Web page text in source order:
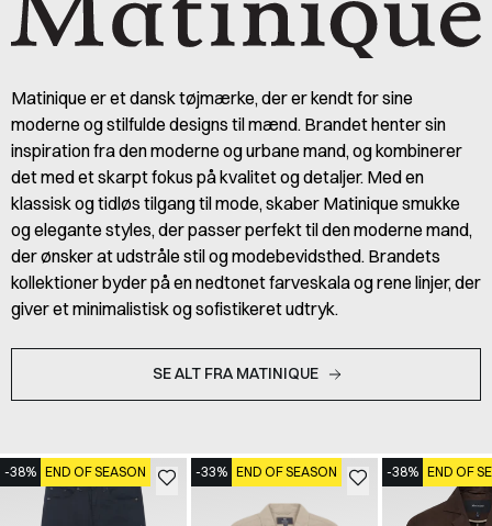
Matinique er et dansk tøjmærke, der er kendt for sine
moderne og stilfulde designs til mænd. Brandet henter sin
inspiration fra den moderne og urbane mand, og kombinerer
det med et skarpt fokus på kvalitet og detaljer. Med en
klassisk og tidløs tilgang til mode, skaber Matinique smukke
og elegante styles, der passer perfekt til den moderne mand,
der ønsker at udstråle stil og modebevidsthed. Brandets
kollektioner byder på en nedtonet farveskala og rene linjer, der
giver et minimalistisk og sofistikeret udtryk.
SE ALT FRA MATINIQUE
-38% END OF SEASON -33% END OF SEASON -38% END OF